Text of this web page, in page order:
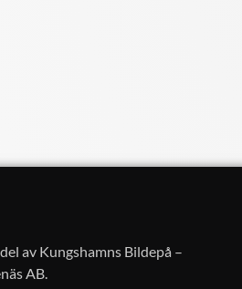
av Kungshamns Bildepå –
AB.